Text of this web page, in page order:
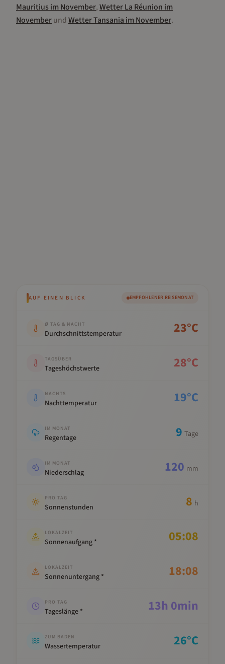
MauritiusimNovember,WetterLa Réunion im
NovemberundWetterTansania imNovember.
AUF EINEN BLICK EMPFOHLENER REISEMONAT
Ø TAG & NACHT
Durchschnittstemperatur 23°C
TAGSÜBER
Tageshöchstwerte 28°C
NACHTS
Nachttemperatur 19°C
IM MONAT
Regentage 9 Tage
IM MONAT
Niederschlag 120 mm
PRO TAG
Sonnenstunden 8 h
LOKALZEIT
Sonnenaufgang * 05:08
LOKALZEIT
Sonnenuntergang * 18:08
PRO TAG
Tageslänge * 13h 0min
ZUM BADEN
Wassertemperatur 26°C